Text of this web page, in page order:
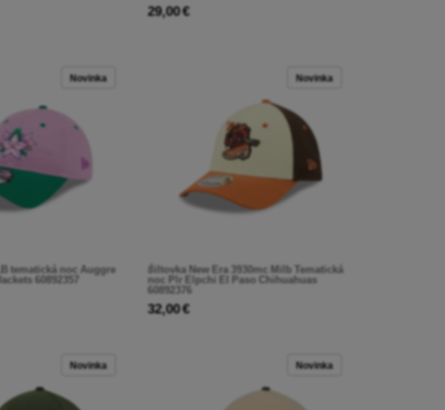
29,00 €
Novinka
tematická noc Auggre
60892357
Novinka
Šiltovka New Era 3930mc Milb Tematická
noc Plr Elpchi El Paso Chihuahuas
60892376
32,00 €
Novinka Novinka